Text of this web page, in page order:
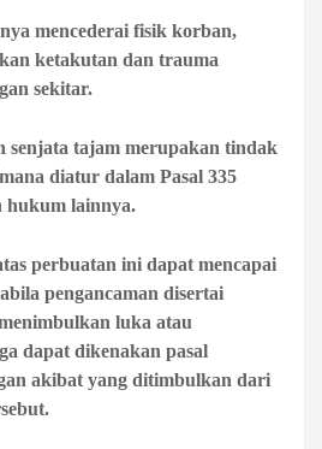
mencederai fisik korban,
ketakutan dan trauma
sekitar.
senjata tajam merupakan tindak
diatur dalam Pasal 335
hukum lainnya.
perbuatan ini dapat mencapai
pengancaman disertai
luka atau
dapat dikenakan pasal
akibat yang ditimbulkan dari